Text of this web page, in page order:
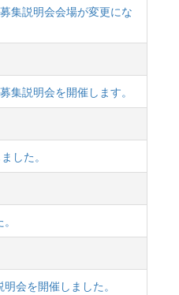
集説明会会場が変更にな
説明会を開催します。
した。
会を開催しました。